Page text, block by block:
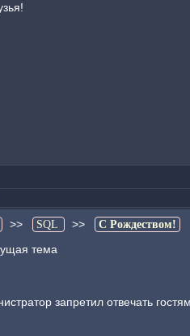
>> SQL >> С Рождеством!
тема
запретил отвечать